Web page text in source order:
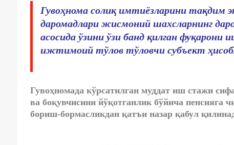
Гувоҳнома солиқ имтиёзларини тақдим
даромадлари жисмоний шахсларнинг
асосида ўзини ўзи банд қилган
ижтимоий тўлов тўловчи субъект
Гувоҳномада кўрсатилган муддат иш стажи
ва боқувчисини йўқотганлик бўйича пенсияга
бориш-бормасликдан қатъи назар қабул